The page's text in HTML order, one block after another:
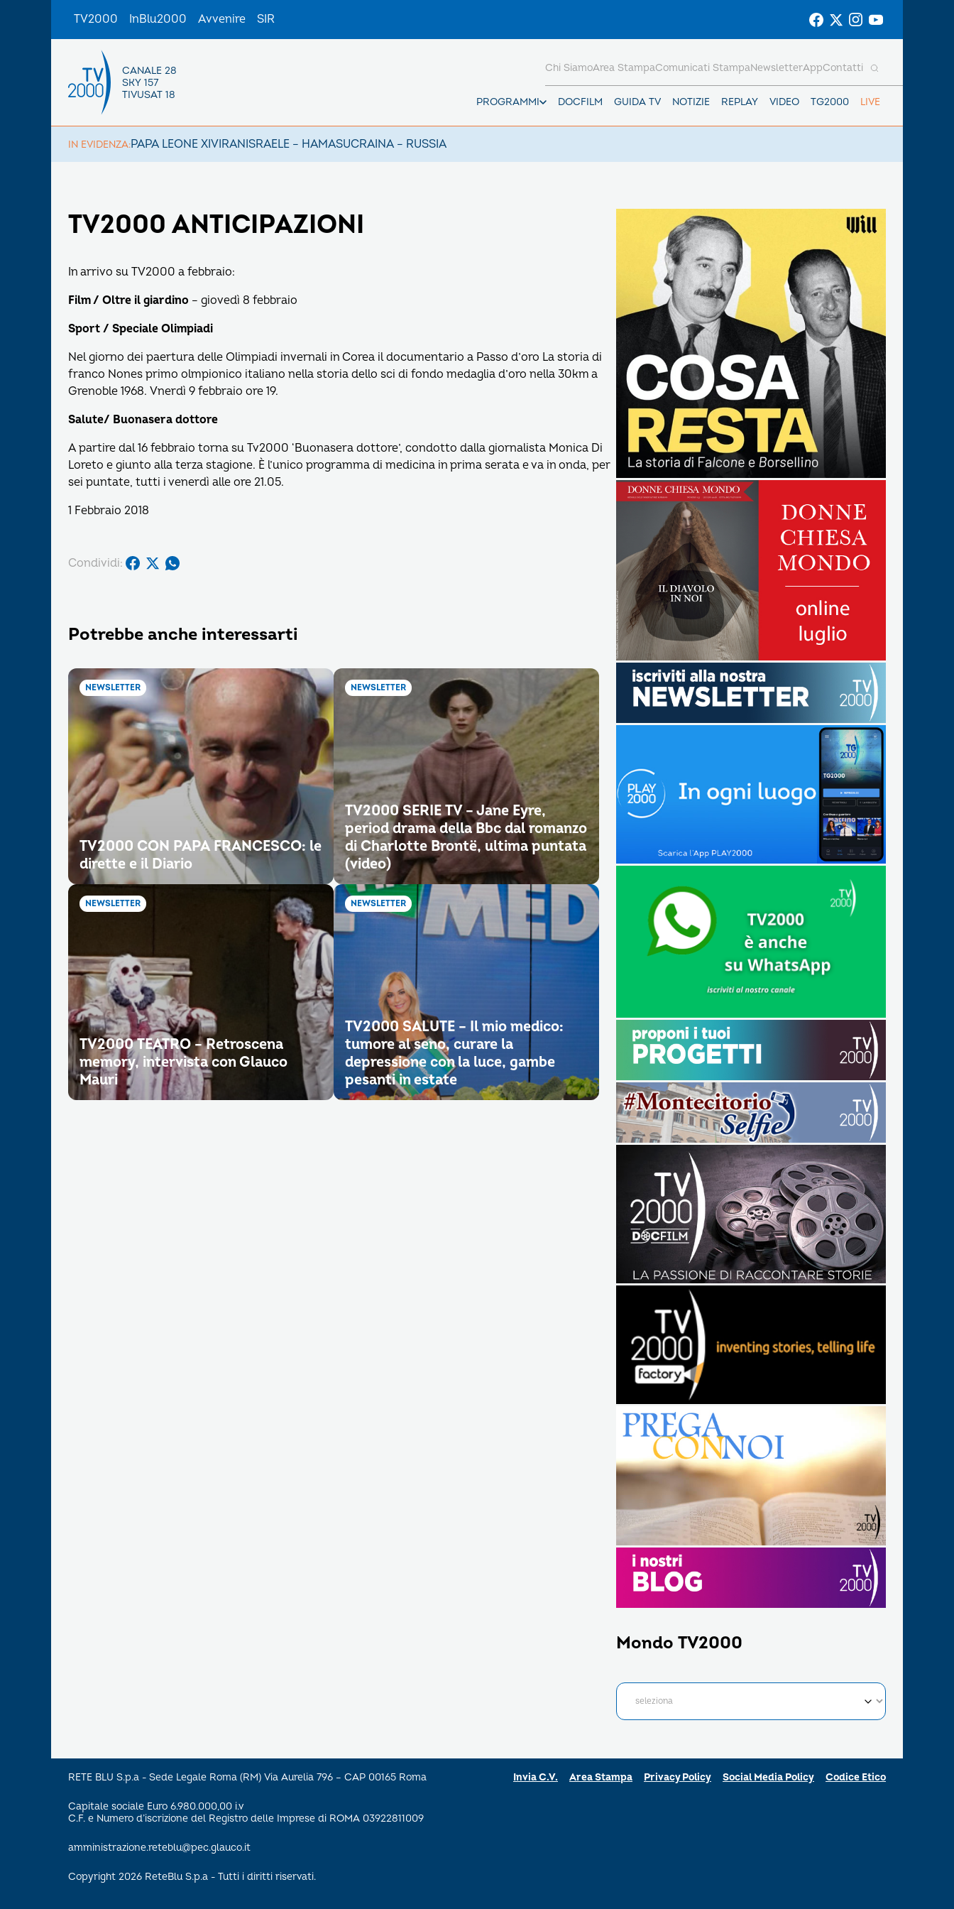
TV2000 InBlu2000 Avvenire SIR
CANALE 28
SKY 157
TIVUSAT 18
PROGRAMMI DOCFILM GUIDA TV NOTIZIE REPLAY VIDEO TG2000 LIVE
Chi SiamoArea StampaComunicati StampaNewsletterAppContatti
IN EVIDENZA:PAPA LEONE XIVIRANISRAELE – HAMASUCRAINA – RUSSIA
TV2000 ANTICIPAZIONI
In arrivo su TV2000 a febbraio:
Film / Oltre il giardino – giovedì 8 febbraio
Sport / Speciale Olimpiadi
Nel giorno dei paertura delle Olimpiadi invernali in Corea il documentario a Passo d’oro La storia di
franco Nones primo olmpionico italiano nella storia dello sci di fondo medaglia d’oro nella 30km a
Grenoble 1968. Vnerdì 9 febbraio ore 19.
Salute/ Buonasera dottore
A partire dal 16 febbraio torna su Tv2000 ‘Buonasera dottore’, condotto dalla giornalista Monica Di
Loreto e giunto alla terza stagione. È l’unico programma di medicina in prima serata e va in onda, per
sei puntate, tutti i venerdì alle ore 21.05.
1 Febbraio 2018
Condividi:
Potrebbe anche interessarti
NEWSLETTER
TV2000 CON PAPA FRANCESCO: le
dirette e il Diario
NEWSLETTER
TV2000 SERIE TV – Jane Eyre,
period drama della Bbc dal romanzo
di Charlotte Brontë, ultima puntata
(video)
NEWSLETTER
TV2000 TEATRO – Retroscena
memory, intervista con Glauco
Mauri
NEWSLETTER
TV2000 SALUTE – Il mio medico:
tumore al seno, curare la
depressione con la luce, gambe
pesanti in estate
Mondo TV2000
RETE BLU S.p.a - Sede Legale Roma (RM) Via Aurelia 796 – CAP 00165 Roma
Capitale sociale Euro 6.980.000,00 i.v
C.F. e Numero d’iscrizione del Registro delle Imprese di ROMA 03922811009
amministrazione.reteblu@pec.glauco.it
Copyright 2026 ReteBlu S.p.a - Tutti i diritti riservati.
Invia C.V. Area Stampa Privacy Policy Social Media Policy Codice Etico